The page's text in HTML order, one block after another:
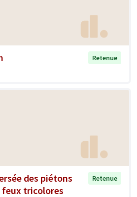
Retenue
des piétons
feux tricolores
Retenue